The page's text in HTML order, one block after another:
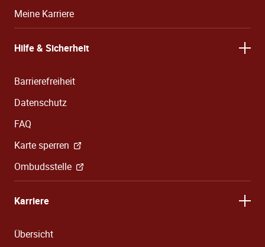
Meine Karriere
Hilfe & Sicherheit
Barrierefreiheit
Datenschutz
FAQ
Karte sperren
Ombudsstelle
Karriere
Übersicht